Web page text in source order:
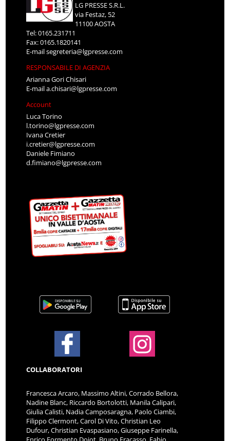
LG PRESSE S.R.L.
via Festaz, 52
11100 AOSTA
Tel: 0165.231711
Fax: 0165.1820141
E-mailsegreteria@lgpresse.com
RESPONSABILE DI AGENZIA
Arianna Gori Chisari
E-maila.chisari@lgpresse.com
Account
Luca Torino
l.torino@lgpresse.com
Ivana Cretier
i.cretier@lgpresse.com
Daniele Fimiano
d.fimiano@lgpresse.com
COLLABORATORI
Francesca Arcaro, Massimo Altini, Corrado Bellora,
Nadine Blanc, Riccardo Bortolotti, Manila Calipari,
Giulia Calisti, Nadia Camposaragna, Paolo Ciambi,
Filippo Clermont, Carol Di Vito, Christian Leo
Dufour, Christian Evaspasiano, Giuseppe Farinella,